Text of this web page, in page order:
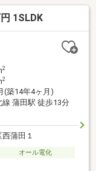
はショッピングモ
ん便利！お問い
1SLDK
2
2
(築14年4ヶ月)
線 蒲田駅 徒歩13分
蒲田１
オール電化